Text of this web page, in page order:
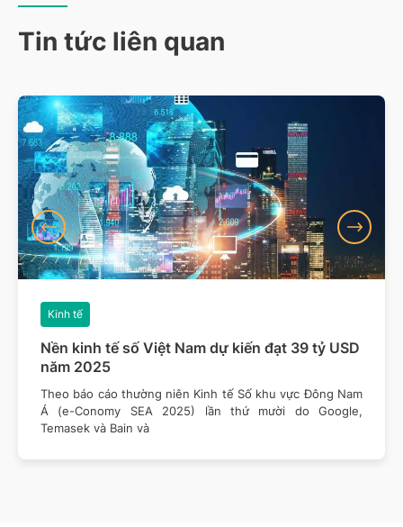
Tin tức liên quan
Nền kinh tế số Việt Nam dự kiến đạt 39 tỷ USD
năm 2025
Kinh tế
Theo báo cáo thường niên Kinh tế Số khu vực Đông Nam
Á (e-Conomy SEA 2025) lần thứ mười do Google,
Temasek và Bain và